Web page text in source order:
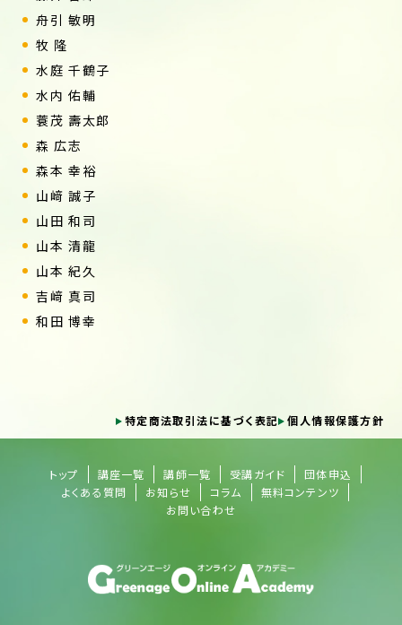
舟引 敏明
牧 隆
水庭 千鶴子
水内 佑輔
蓑茂 壽太郎
森 広志
森本 幸裕
山﨑 誠子
山田 和司
山本 清龍
山本 紀久
吉﨑 真司
和田 博幸
特定商法取引法に基づく表記 個人情報保護方針
トップ 講座一覧 講師一覧 受講ガイド
団体申込
よくある質問
お知らせ コラム
無料コンテンツ
お問い合わせ